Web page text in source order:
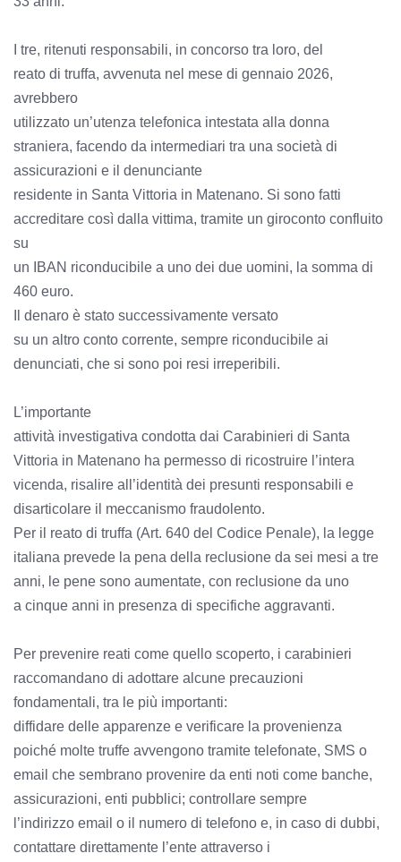
I tre, ritenuti responsabili, in concorso tra loro, del
reato di truffa, avvenuta nel mese di gennaio 2026,
avrebbero
utilizzato un’utenza telefonica intestata alla donna
straniera, facendo da intermediari tra una società di
assicurazioni e il denunciante
residente in Santa Vittoria in Matenano. Si sono fatti
accreditare così dalla vittima, tramite un giroconto confluito
su
un IBAN riconducibile a uno dei due uomini, la somma di
460 euro.
Il denaro è stato successivamente versato
su un altro conto corrente, sempre riconducibile ai
denunciati, che si sono poi resi irreperibili.
L’importante
attività investigativa condotta dai Carabinieri di Santa
Vittoria in Matenano ha permesso di ricostruire l’intera
vicenda, risalire all’identità dei presunti responsabili e
disarticolare il meccanismo fraudolento.
Per il reato di truffa (Art. 640 del Codice Penale), la legge
italiana prevede la pena della reclusione da sei mesi a tre
anni, le pene sono aumentate, con reclusione da uno
a cinque anni in presenza di specifiche aggravanti.
Per prevenire reati come quello scoperto, i carabinieri
raccomandano di adottare alcune precauzioni
fondamentali, tra le più importanti:
diffidare delle apparenze e verificare la provenienza
poiché molte truffe avvengono tramite telefonate, SMS o
email che sembrano provenire da enti noti come banche,
assicurazioni, enti pubblici; controllare sempre
l’indirizzo email o il numero di telefono e, in caso di dubbi,
contattare direttamente l’ente attraverso i